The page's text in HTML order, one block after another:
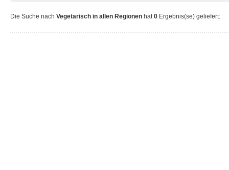
Die Suche nach Vegetarisch in allen Regionen hat0 Ergebnis(se) geliefert: